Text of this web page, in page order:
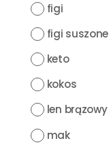
figi
figi suszone
keto
kokos
len brązowy
mak